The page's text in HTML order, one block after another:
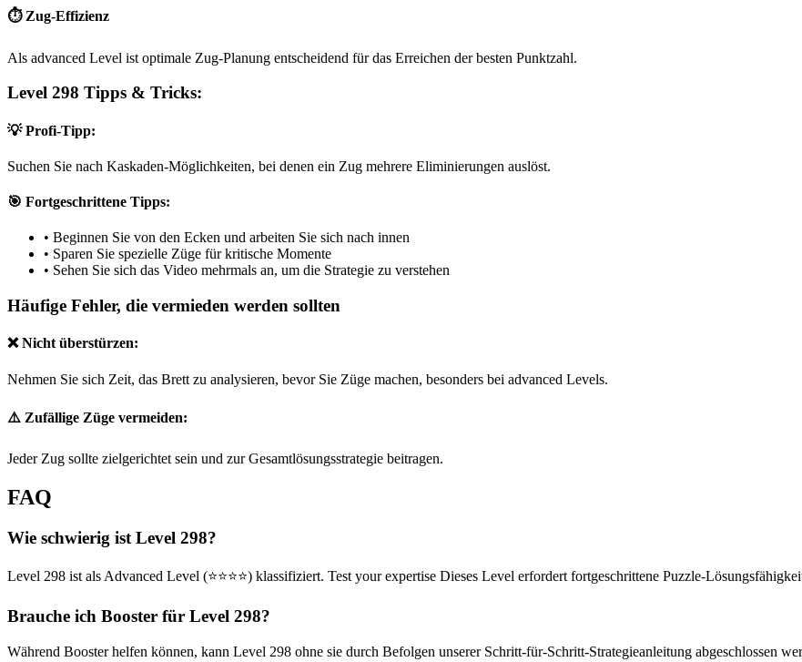
⏱️ Zug-Effizienz
Als advanced Level ist optimale Zug-Planung entscheidend für das Erreichen der besten Punktzahl.
Level 298 Tipps & Tricks:
💡 Profi-Tipp:
Suchen Sie nach Kaskaden-Möglichkeiten, bei denen ein Zug mehrere Eliminierungen auslöst.
🎯 Fortgeschrittene Tipps:
• Beginnen Sie von den Ecken und arbeiten Sie sich nach innen
• Sparen Sie spezielle Züge für kritische Momente
• Sehen Sie sich das Video mehrmals an, um die Strategie zu verstehen
Häufige Fehler, die vermieden werden sollten
❌ Nicht überstürzen:
Nehmen Sie sich Zeit, das Brett zu analysieren, bevor Sie Züge machen, besonders bei advanced Levels.
⚠️ Zufällige Züge vermeiden:
Jeder Zug sollte zielgerichtet sein und zur Gesamtlösungsstrategie beitragen.
FAQ
Wie schwierig ist Level 298?
Level 298 ist als Advanced Level (⭐⭐⭐⭐) klassifiziert. Test your expertise Dieses Level erfordert fortgeschrittene Puzzle-
Brauche ich Booster für Level 298?
Während Booster helfen können, kann Level 298 ohne sie durch Befolgen unserer Schritt-für-Schritt-Strategieanleitung abgeschlossen